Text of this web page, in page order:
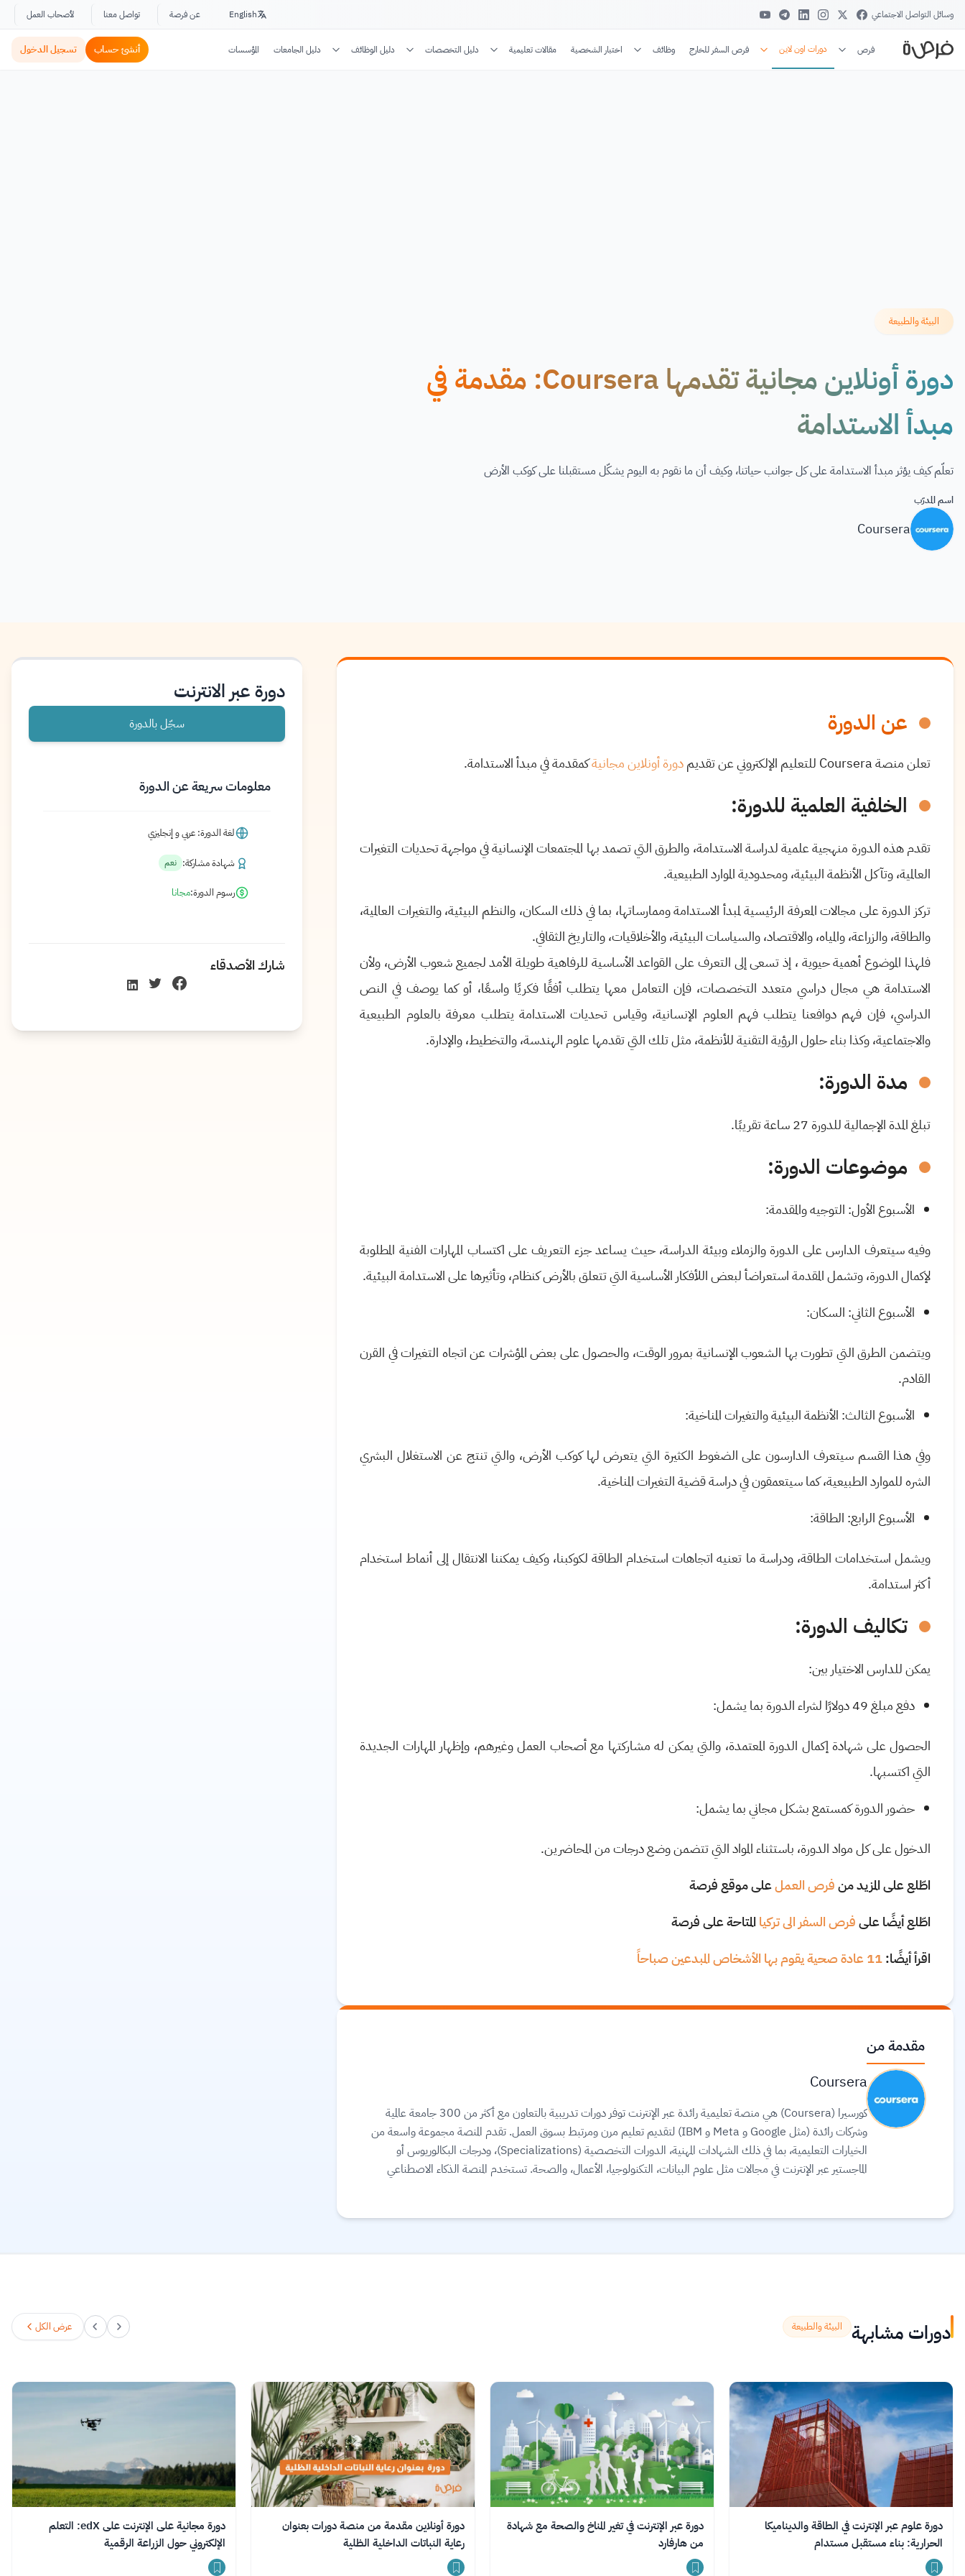
وسائل التواصل الاجتماعي English عن فرصة تواصل معنا لأصحاب العمل
فرص دورات اون لاين فرص السفر للخارج وظائف اختبار الشخصية مقالات تعليمية دليل التخصصات دليل الوظائف دليل الجامعات المؤسسات أنشئ حساب تسجيل الدخول
البيئة والطبيعة
دورة أونلاين مجانية تقدمها Coursera: مقدمة في
مبدأ الاستدامة
تعلّم كيف يؤثر مبدأ الاستدامة على كل جوانب حياتنا، وكيف أن ما نقوم به اليوم يشكّل مستقبلنا على كوكب الأرض
اسم المدرّب
Coursera
عن الدورة
تعلن منصة Coursera للتعليم الإلكتروني عن تقديم دورة أونلاين مجانيةكمقدمة في مبدأ الاستدامة.
الخلفية العلمية للدورة:
تقدم هذه الدورة منهجية علمية لدراسة الاستدامة، والطرق التي تصمد بها المجتمعات الإنسانية في مواجهة تحديات التغيرات
العالمية، وتآكل الأنظمة البيئية، ومحدودية الموارد الطبيعية.
تركز الدورة على مجالات المعرفة الرئيسية لمبدأ الاستدامة وممارساتها، بما في ذلك السكان، والنظم البيئية، والتغيرات العالمية،
والطاقة، والزراعة، والمياه، والاقتصاد، والسياسات البيئية، والأخلاقيات، والتاريخ الثقافي.
فلهذا الموضوع أهمية حيوية ، إذ تسعى إلى التعرف على القواعد الأساسية للرفاهية طويلة الأمد لجميع شعوب الأرض، ولأن
الاستدامة هي مجال دراسي متعدد التخصصات، فإن التعامل معها يتطلب أفقًا فكريًا واسعًا، أو كما يوصف في النص
الدراسي، فإن فهم دوافعنا يتطلب فهم العلوم الإنسانية، وقياس تحديات الاستدامة يتطلب معرفة بالعلوم الطبيعية
والاجتماعية، وكذا بناء حلول الرؤية التقنية للأنظمة، مثل تلك التي تقدمها علوم الهندسة، والتخطيط، والإدارة.
مدة الدورة:
تبلغ المدة الإجمالية للدورة 27 ساعة تقريبًا.
موضوعات الدورة:
الأسبوع الأول: التوجيه والمقدمة:
وفيه سيتعرف الدارس على الدورة والزملاء وبيئة الدراسة، حيث يساعد جزء التعريف على اكتساب المهارات الفنية المطلوبة
لإكمال الدورة، وتشمل المقدمة استعراضأ لبعض اللأفكار الأساسية التي تتعلق بالأرض كنظام، وتأثيرها على الاستدامة البيئية.
الأسبوع الثاني: السكان:
ويتضمن الطرق التي تطورت بها الشعوب الإنسانية بمرور الوقت، والحصول على بعض المؤشرات عن اتجاه التغيرات في القرن
القادم.
الأسبوع الثالث: الأنظمة البيئية والتغيرات المناخية:
وفي هذا القسم سيتعرف الدارسون على الضغوط الكثيرة التي يتعرض لها كوكب الأرض، والتي تنتج عن الاستغلال البشري
الشره للموارد الطبيعية، كما سيتعمقون في دراسة قضية التغيرات المناخية.
الأسبوع الرابع: الطاقة:
ويشمل استخدامات الطاقة، ودراسة ما تعنيه اتجاهات استخدام الطاقة لكوكبنا، وكيف يمكننا الانتقال إلى أنماط استخدام
أكثر استدامة.
تكاليف الدورة:
يمكن للدارس الاختيار بين:
دفع مبلغ 49 دولارًا لشراء الدورة بما يشمل:
الحصول على شهادة إكمال الدورة المعتمدة، والتي يمكن له مشاركتها مع أصحاب العمل وغيرهم، وإظهار المهارات الجديدة
التي اكتسبها.
حضور الدورة كمستمع بشكل مجاني بما يشمل:
الدخول على كل مواد الدورة، باستثناء المواد التي تتضمن وضع درجات من المحاضرين.
اطّلع على المزيد منفرص العملعلى موقع فرصة
اطّلع أيضًا علىفرص السفر الى تركيا المتاحة على فرصة
اقرأ أيضًا:
مقدمة من
Coursera
كورسيرا (Coursera) هي منصة تعليمية رائدة عبر الإنترنت توفر دورات تدريبية بالتعاون مع أكثر من 300 جامعة عالمية
وشركات رائدة (مثل Google و Meta و IBM) لتقديم تعليم مرن ومرتبط بسوق العمل. تقدم المنصة مجموعة واسعة من
الخيارات التعليمية، بما في ذلك الشهادات المهنية، الدورات التخصصية (Specializations)، ودرجات البكالوريوس أو
الماجستير عبر الإنترنت في مجالات مثل علوم البيانات، التكنولوجيا، الأعمال، والصحة. تستخدم المنصة الذكاء الاصطناعي
دورة عبر الانترنت
سجّل بالدورة
معلومات سريعة عن الدورة
لغة الدورة: عربي و إنجليزي
شهادة مشاركة: نعم
رسوم الدورة:مجانا
شارك الأصدقاء
دورات مشابهة البيئة والطبيعة عرض الكل
دورة علوم عبر الإنترنت في الطاقة والديناميكا
الحرارية: بناء مستقبل مستدام
دورة عبر الإنترنت في تغير المناخ والصحة مع شهادة
من هارفارد
دورة أونلاين مقدمة من منصة دورات بعنوان
رعاية النباتات الداخلية الظلية
دورة مجانية على الإنترنت على edX: التعلم
الإلكتروني حول الزراعة الرقمية